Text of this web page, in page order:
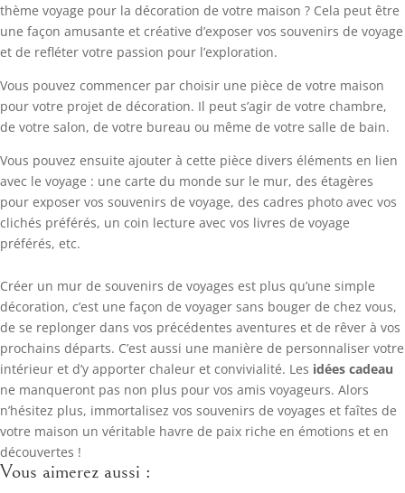
thème voyage pour la décoration de votre maison ? Cela peut être
une façon amusante et créative d’exposer vos souvenirs de voyage
et de refléter votre passion pour l’exploration.
Vous pouvez commencer par choisir une pièce de votre maison
pour votre projet de décoration. Il peut s’agir de votre chambre,
de votre salon, de votre bureau ou même de votre salle de bain.
Vous pouvez ensuite ajouter à cette pièce divers éléments en lien
avec le voyage : une carte du monde sur le mur, des étagères
pour exposer vos souvenirs de voyage, des cadres photo avec vos
clichés préférés, un coin lecture avec vos livres de voyage
préférés, etc.
Créer un mur de souvenirs de voyages est plus qu’une simple
décoration, c’est une façon de voyager sans bouger de chez vous,
de se replonger dans vos précédentes aventures et de rêver à vos
prochains départs. C’est aussi une manière de personnaliser votre
intérieur et d’y apporter chaleur et convivialité. Les idées cadeau
ne manqueront pas non plus pour vos amis voyageurs. Alors
n’hésitez plus, immortalisez vos souvenirs de voyages et faîtes de
votre maison un véritable havre de paix riche en émotions et en
découvertes !
Vous aimerez aussi :